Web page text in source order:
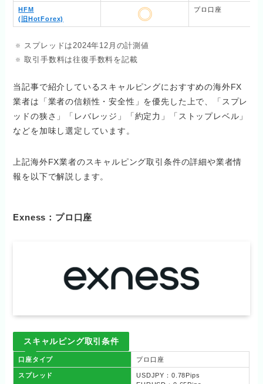
HFM
(旧HotForex)
プロ口座
スプレッドは2024年12月の計測値
取引手数料は往復手数料を記載
当記事で紹介しているスキャルピングにおすすめの海外FX
業者は「業者の信頼性・安全性」を優先した上で、「スプレ
ッドの狭さ」「レバレッジ」「約定力」「ストップレベル」
などを加味し選定しています。
上記海外FX業者のスキャルピング取引条件の詳細や業者情
報を以下で解説します。
Exness：プロ口座
スキャルピング取引条件
口座タイプ プロ口座
スプレッド
USDJPY：0.78Pips